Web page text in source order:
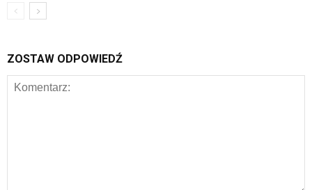
ZOSTAW ODPOWIEDŹ